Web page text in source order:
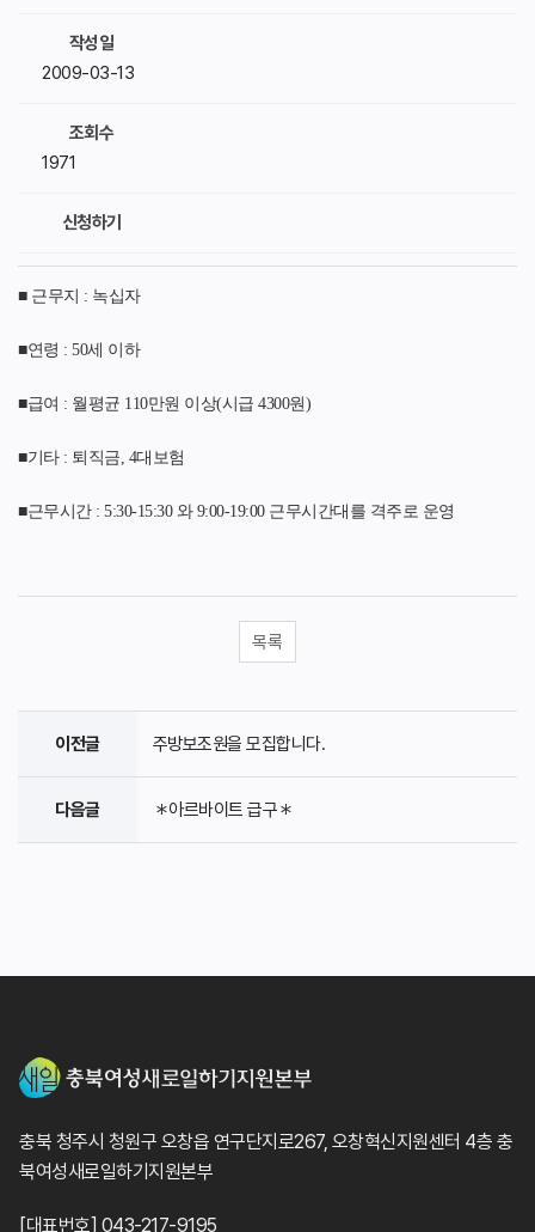
작성일
2009-03-13
조회수
1971
신청하기
■ 근무지 : 녹십자
■연령 : 50세 이하
■급여 : 월평균 110만원 이상(시급 4300원)
■기타 : 퇴직금, 4대보험
■근무시간 : 5:30-15:30 와 9:00-19:00 근무시간대를 격주로 운영
목록
이전글 주방보조원을 모집합니다.
다음글 ＊아르바이트 급구＊
충북 청주시 청원구 오창읍 연구단지로267, 오창혁신지원센터 4층 충
북여성새로일하기지원본부
[대표번호] 043-217-9195